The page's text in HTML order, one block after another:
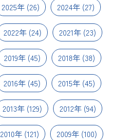
2025年(26) 2024年(27)
2022年 (24) 2021年 (23)
2019年 (45) 2018年 (38)
2016年(45) 2015年(45)
2013年 (129) 2012年 (94)
2010年(121) 2009年(100)